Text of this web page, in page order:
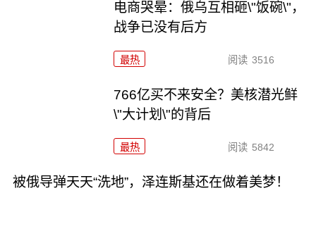
电商哭晕：俄乌互相砸\"饭碗\"，
战争已没有后方
最热 阅读 3516
766亿买不来安全？美核潜光鲜
\"大计划\"的背后
最热 阅读 5842
被俄导弹天天“洗地”，泽连斯基还在做着美梦！